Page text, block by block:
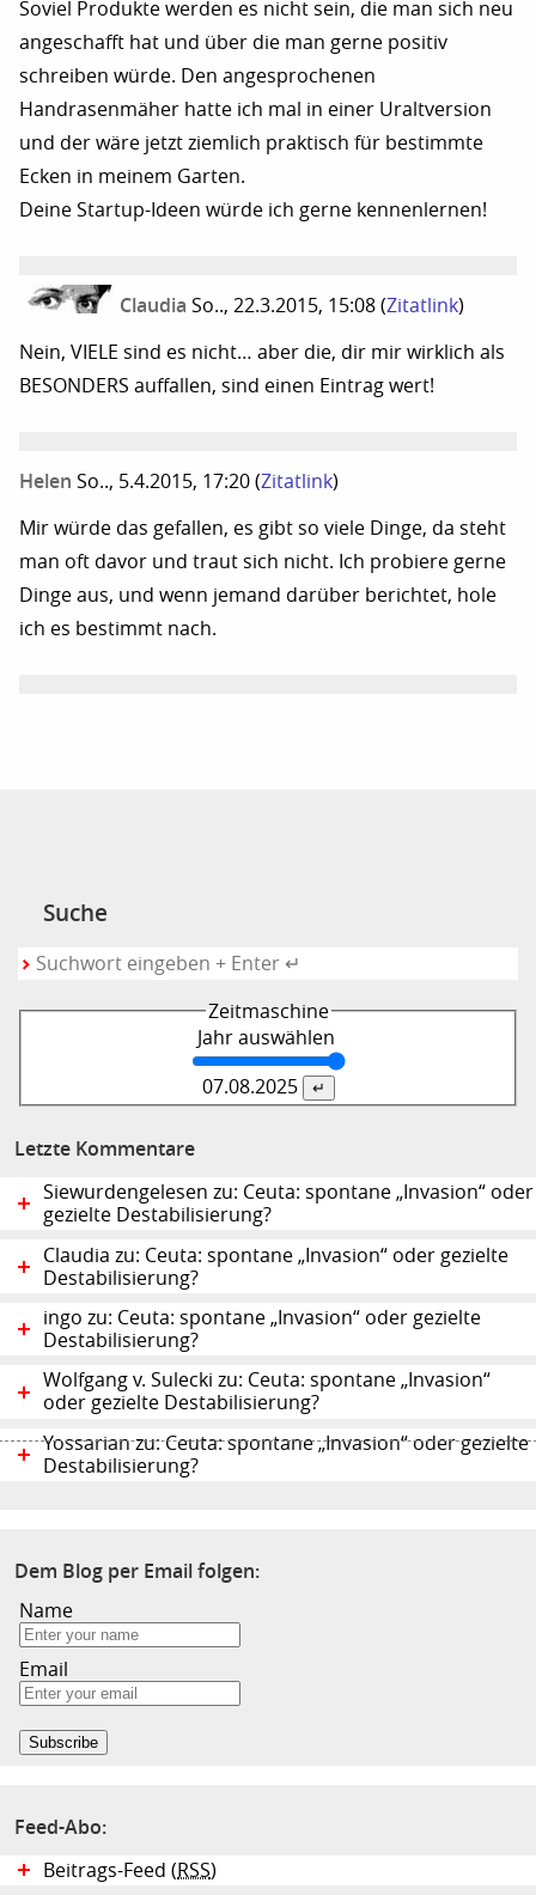
Soviel Produkte werden es nicht sein, die man sich neu
angeschafft hat und über die man gerne positiv
schreiben würde. Den angesprochenen
Handrasenmäher hatte ich mal in einer Uraltversion
und der wäre jetzt ziemlich praktisch für bestimmte
Ecken in meinem Garten.
Deine Startup-Ideen würde ich gerne kennenlernen!
Claudia So.., 22.3.2015, 15:08 (Zitatlink)
Nein, VIELE sind es nicht… aber die, dir mir wirklich als
BESONDERS auffallen, sind einen Eintrag wert!
Helen So.., 5.4.2015, 17:20 (Zitatlink)
Mir würde das gefallen, es gibt so viele Dinge, da steht
man oft davor und traut sich nicht. Ich probiere gerne
Dinge aus, und wenn jemand darüber berichtet, hole
ich es bestimmt nach.
Suche
Zeitmaschine
Jahr auswählen
07.08.2025
Letzte Kommentare
Siewurdengelesen zu: Ceuta: spontane „Invasion“ oder
gezielte Destabilisierung?
Claudia zu: Ceuta: spontane „Invasion“ oder gezielte
Destabilisierung?
ingo zu: Ceuta: spontane „Invasion“ oder gezielte
Destabilisierung?
Wolfgang v. Sulecki zu: Ceuta: spontane „Invasion“
oder gezielte Destabilisierung?
Yossarian zu: Ceuta: spontane „Invasion“ oder gezielte
Destabilisierung?
Dem Blog per Email folgen:
Name
Email
Feed-Abo:
Beitrags-Feed (RSS)